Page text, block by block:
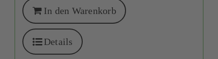
In den Warenkorb
Details